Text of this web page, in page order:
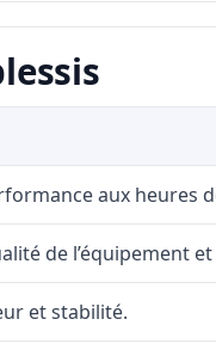
aux heures
de l’équipement
et stabilité.